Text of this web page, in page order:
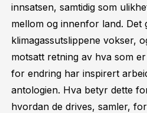
innsatsen, samtidig som
mellom og innenfor land.
klimagassutslippene vokser,
motsatt retning av hva som
for endring har inspirert
antologien. Hva betyr dette
hvordan de drives, samler,